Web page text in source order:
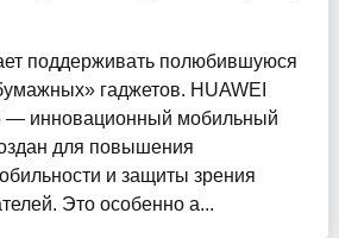
поддерживать полюбившуюся
гаджетов. HUAWEI
— инновационный мобильный
для повышения
и защиты зрения
Это особенно а...